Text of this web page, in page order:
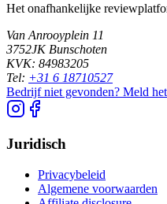
Het onafhankelijke
Van Anrooyplein 11
3752JK Bunschoten
KVK: 84983205
Tel: +31 6 18710527
Bedrijf niet gevonden? Meld
Juridisch
Privacybeleid
Algemene voorwaarden